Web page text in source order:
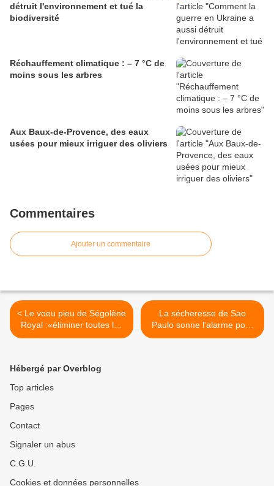
détruit l'environnement et tué la
biodiversité
Réchauffement climatique : – 7 °C de
moins sous les arbres
Aux Baux-de-Provence, des eaux
usées pour mieux irriguer des oliviers
Commentaires
Ajouter un commentaire
< Le voeu pieu de Ségolène
Royal :«éliminer toutes les
substances dangereuses»
La sécheresse de Sao
Paulo sonne l'alarme pour
la planète >
Hébergé par Overblog
Top articles
Pages
Contact
Signaler un abus
C.G.U.
Cookies et données personnelles